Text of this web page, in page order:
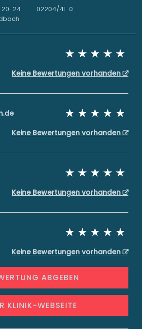
20-24
02204/41-0
Keine Bewertungen vorhanden
Keine Bewertungen vorhanden
Keine Bewertungen vorhanden
Keine Bewertungen vorhanden
ABGEBEN
KLINIK-WEBSEITE